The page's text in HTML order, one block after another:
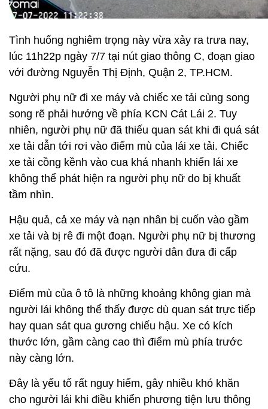
Tình huống nghiêm trọng này vừa xảy ra trưa nay,
lúc 11h22p ngày 7/7 tại nút giao thông C, đoạn giao
với đường Nguyễn Thị Định, Quận 2, TP.HCM.
Người phụ nữ đi xe máy và chiếc xe tải cùng song
song rẽ phải hướng về phía KCN Cát Lái 2. Tuy
nhiên, người phụ nữ đã thiếu quan sát khi đi quá sát
xe tải dẫn tới rơi vào điểm mù của lái xe tải. Chiếc
xe tải cồng kềnh vào cua khá nhanh khiến lái xe
không thể phát hiện ra người phụ nữ do bị khuất
tầm nhìn.
Hậu quả, cả xe máy và nạn nhân bị cuốn vào gầm
xe tải và bị rê đi một đoạn. Người phụ nữ bị thương
rất nặng, sau đó đã được người dân đưa đi cấp
cứu.
Điểm mù của ô tô là những khoảng không gian mà
người lái không thể thấy được dù quan sát trực tiếp
hay quan sát qua gương chiếu hậu. Xe có kích
thước lớn, gầm càng cao thì điểm mù phía trước
này càng lớn.
Đây là yếu tố rất nguy hiểm, gây nhiều khó khăn
cho người lái khi điều khiển phương tiện lưu thông